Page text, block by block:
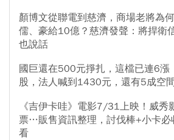
顏博文從聯電到慈濟，商場老將為
儒、豪給10億？慈濟發聲：將捍衛
也說話
國巨還在500元掙扎，這檔已連6漲
股，法人喊到1430元，還有5成空
《吉伊卡哇》電影7/31上映！威秀
票…販售資訊整理，討伐棒+小卡必
看